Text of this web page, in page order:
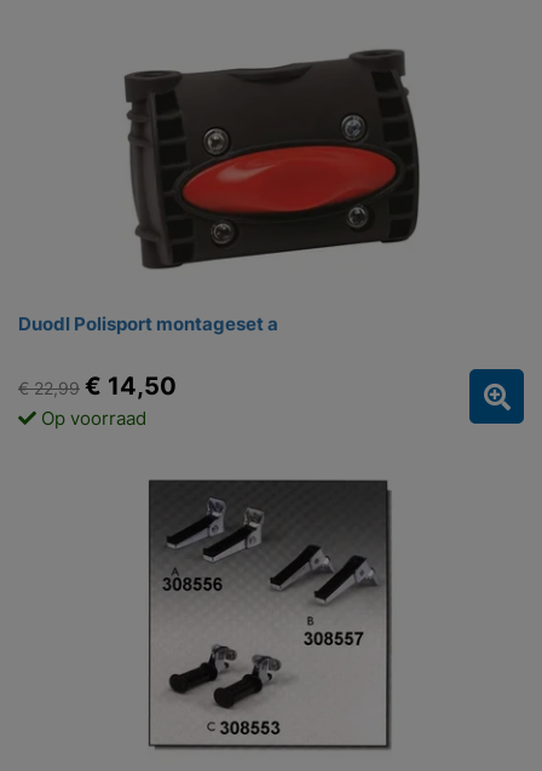
Duodl Polisport montageset a
€ 22,99 € 14,50
Op voorraad